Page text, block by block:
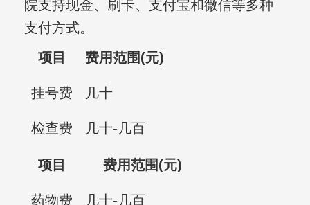
院支持现金、刷卡、支付宝和微信等多种
支付方式。
项目
费用范围(元)
挂号费 几十
检查费 几十-几百
项目 费用范围(元)
药物费 几十-几百